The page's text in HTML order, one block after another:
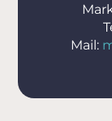
Mail: